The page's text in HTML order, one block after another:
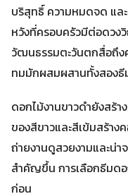
บริสุทธิ์ ความหมดจด แ
หวังที่ครอบครัวมีต่อดว
วัฒนธรรมตะวันตกสื่อถึง
ทมมักผสมผสานทั้งสองธี
ดอกไม้งานขาวดำยังสร้
ของสีขาวและสีเข้มสร้า
ถ่ายงานดูสวยงามและน่
สำคัญขึ้น การเลือกธีมด
ก่อน